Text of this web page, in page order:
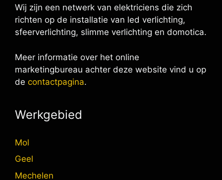
Wij zijn een netwerk van elektriciens die zich
richten op de installatie van led verlichting,
sfeerverlichting, slimme verlichting en domotica.
Meer informatie over het online
marketingbureau achter deze website vind u op
de contactpagina.
Werkgebied
Mol
Geel
Mechelen